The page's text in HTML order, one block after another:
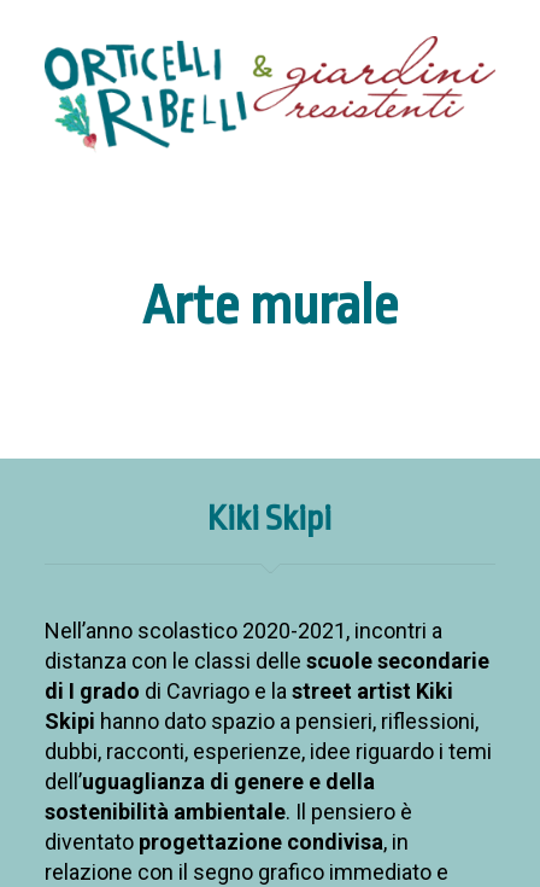
Arte murale
Kiki Skipi
Nell’anno scolastico 2020-2021, incontri a
distanza con le classi delle scuole secondarie
di I grado di Cavriagoe lastreet artist Kiki
Skipi hanno dato spazio a pensieri, riflessioni,
dubbi, racconti, esperienze, idee riguardo i temi
dell’uguaglianza di generee della
sostenibilità ambientale. Il pensiero è
diventato progettazione condivisa, in
relazione con il segno grafico immediato e